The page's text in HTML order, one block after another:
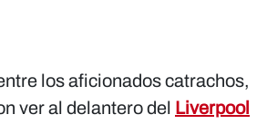
los aficionados catrachos,
ver al delantero del Liverpool